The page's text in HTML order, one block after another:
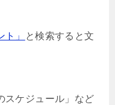
」
と検索すると文
スケジュール」など